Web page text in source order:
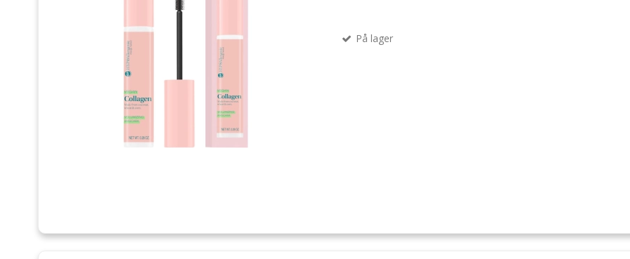
På lager